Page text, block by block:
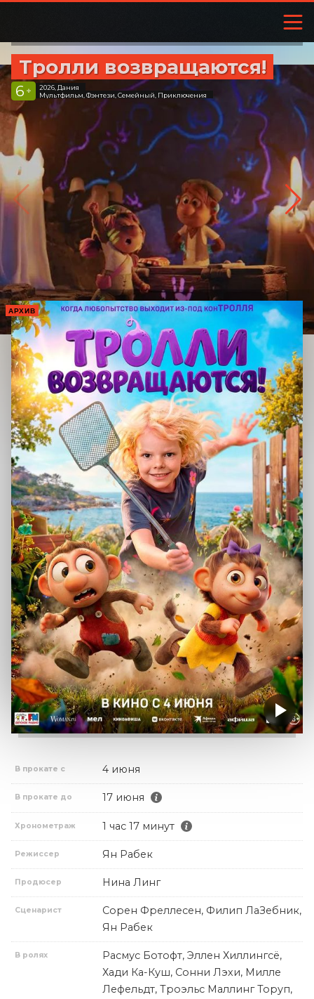
Тролли возвращаются!
6 +
2026, Дания
Мультфильм, Фэнтези, Семейный, Приключения
АРХИВ
В прокате с 4 июня
В прокате до 17 июня
Хронометраж 1 час 17 минут
Режиссер Ян Рабек
Продюсер Нина Линг
Сценарист
Сорен Фреллесен, Филип ЛаЗебник,
Ян Рабек
В ролях
Расмус Ботофт, Эллен Хиллингсё,
Хади Ка-Куш, Сонни Лэхи, Милле
Лефельдт, Троэльс Маллинг Торуп,